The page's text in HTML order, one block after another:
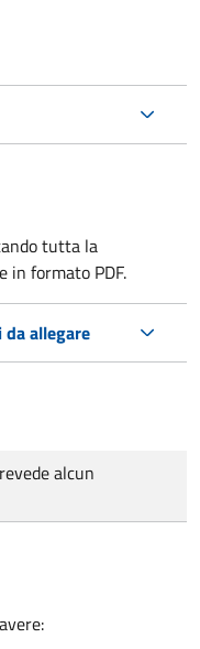
tutta la
in formato PDF.
allegare
alcun